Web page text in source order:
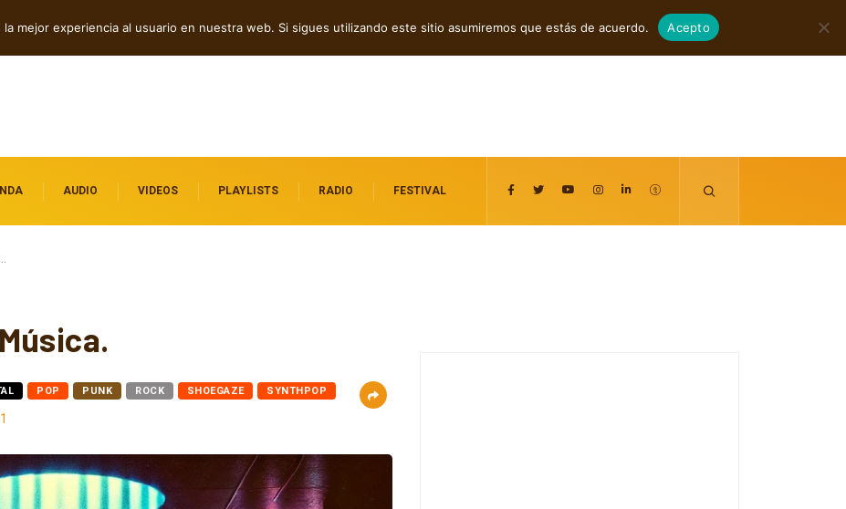
agosto 7, 2026
AUDIO VIDEOS PLAYLISTS RADIO FESTIVAL
POP PUNK ROCK SHOEGAZE SYNTHPOP
mejor experiencia al usuario en nuestra web. Si sigues utilizando este sitio asumiremos que estás de acuerdo. Acepto